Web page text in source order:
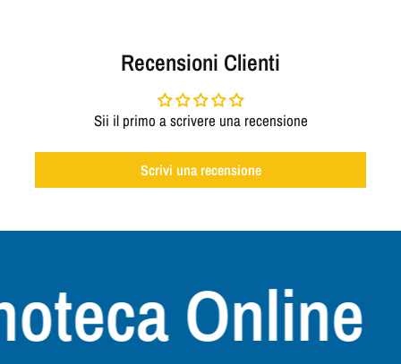
Recensioni Clienti
Sii il primo a scrivere una recensione
Scrivi una recensione
Online